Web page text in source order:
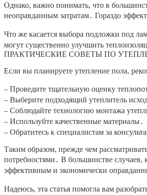
Однако, важно понимать, что в
неоправданным затратам․ Гораздо
Что же касается выбора подложки под
могут существенно улучшить
ПРАКТИЧЕСКИЕ СОВЕТЫ ПО
Если вы планируете утепление пола,
– Проведите тщательную оценку
– Выберите подходящий утеплитель
– Соблюдайте технологию монтажа
– Используйте качественные материалы․
– Обратитесь к специалистам за
Таким образом, прежде чем
потребностями․ В большинстве
эффективным и экономически
Надеюсь, эта статья помогла вам